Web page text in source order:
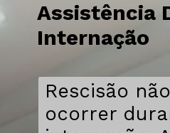
Assistência
Internação
Rescisão
ocorrer